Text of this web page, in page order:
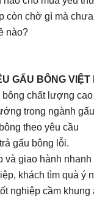
còn chờ gì mà
nào?
GẤU BÔNG VIỆT
bông chất lượng cao
trong ngành
theo yêu cầu
gấu bông lỗi.
và giao hành nhanh
khách tìm quà ý
nghiệp cầm